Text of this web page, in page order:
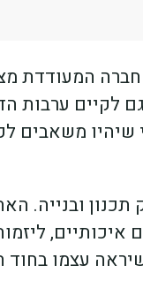
המעודדת
לקיים ערבות
שיהיו משאבים
ובנייה.
איכותיים,
עצמו